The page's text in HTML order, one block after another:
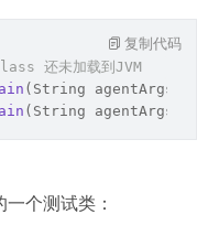
还未加载到JVM
( String agentArgs,
( String agentArgs
复制代码
个测试类：